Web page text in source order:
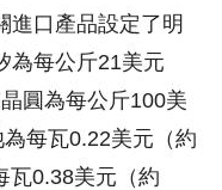
進口產品設定了明
為每公斤21美元
圓為每公斤100美
每瓦0.22美元（約
瓦0.38美元（約